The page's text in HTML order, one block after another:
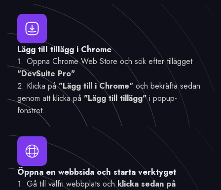
Lägg till tillägg i Chrome
Öppna Chrome Web Store och sök efter tillägget
"DevSuite Pro".
Klicka på"Lägg till i Chrome" och bekräfta sedan
genom att klicka på "Lägg till tillägg"i popup-
fönstret.
Öppna en webbsida och starta verktyget
Gå till valfri webbplats ochklicka sedan på